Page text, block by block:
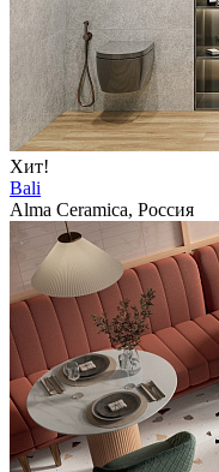
Хит!
Bali
Alma Ceramica, Россия